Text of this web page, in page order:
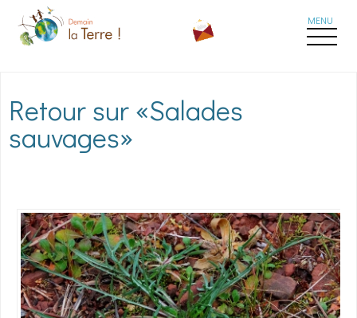
Aller au contenu principal
Retour sur «Salades
sauvages»